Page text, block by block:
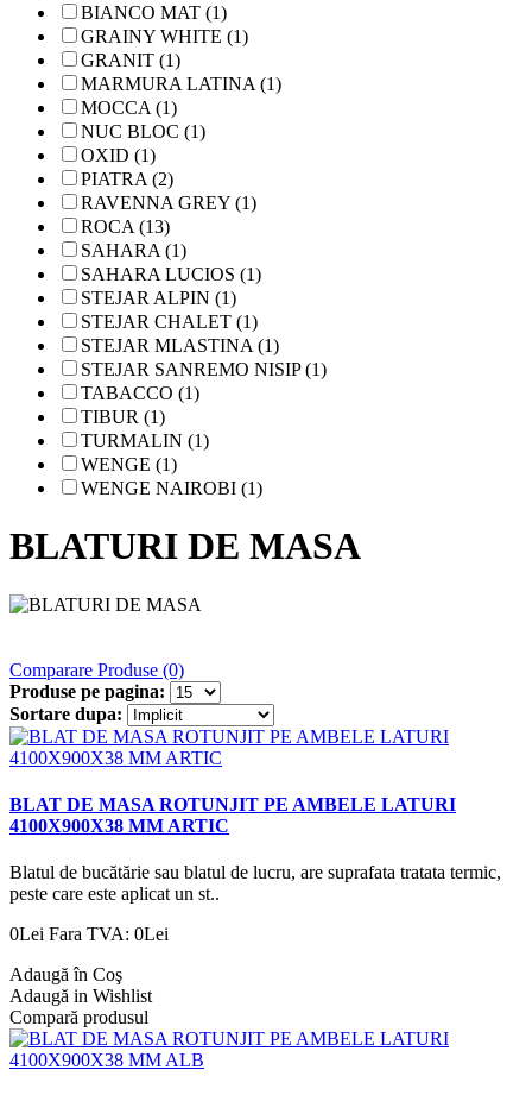
BIANCO MAT (1)
GRAINY WHITE (1)
GRANIT (1)
MARMURA LATINA (1)
MOCCA (1)
NUC BLOC (1)
OXID (1)
PIATRA (2)
RAVENNA GREY (1)
ROCA (13)
SAHARA (1)
SAHARA LUCIOS (1)
STEJAR ALPIN (1)
STEJAR CHALET (1)
STEJAR MLASTINA (1)
STEJAR SANREMO NISIP (1)
TABACCO (1)
TIBUR (1)
TURMALIN (1)
WENGE (1)
WENGE NAIROBI (1)
BLATURI DE MASA
Comparare Produse (0)
Produse pe pagina:
Sortare dupa:
BLAT DE MASA ROTUNJIT PE AMBELE LATURI
4100X900X38 MM ARTIC
Blatul de bucătărie sau blatul de lucru, are suprafata tratata termic,
peste care este aplicat un st..
0Lei Fara TVA: 0Lei
Adaugă în Coş
Adaugă in Wishlist
Compară produsul